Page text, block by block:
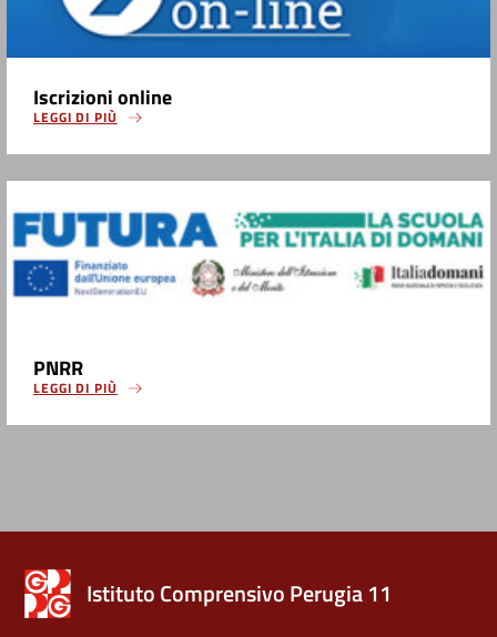
Iscrizioni online
LEGGI DI PIÙ
PNRR
LEGGI DI PIÙ
Istituto Comprensivo Perugia 11